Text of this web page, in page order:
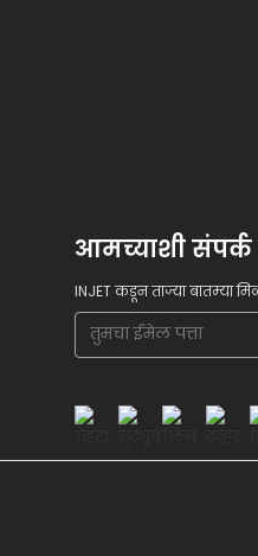
आमच्याशी संपर्क
INJET कडून ताज्या बातम्या